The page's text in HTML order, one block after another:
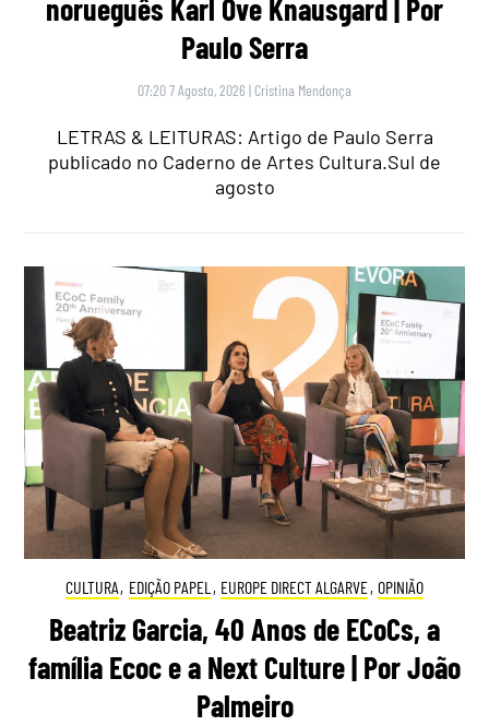
norueguês Karl Ove Knausgard | Por
Paulo Serra
07:20 7 Agosto, 2026 | Cristina Mendonça
LETRAS & LEITURAS: Artigo de Paulo Serra
publicado no Caderno de Artes Cultura.Sul de
agosto
CULTURA, EDIÇÃO PAPEL , EUROPE DIRECT ALGARVE, OPINIÃO
Beatriz Garcia, 40 Anos de ECoCs, a
família Ecoc e a Next Culture | Por João
Palmeiro